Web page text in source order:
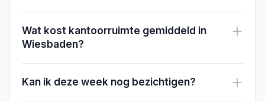
Wat kost kantoorruimte gemiddeld in
Wiesbaden?
Kan ik deze week nog bezichtigen?